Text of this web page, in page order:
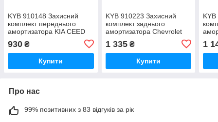
KYB 910148 Захисний
комплект переднього
амортизатора KIA CEED
930 ₴
Купити
KYB 910223 Захисний
комплект заднього
амортизатора Chevrolet
Aveo Opel Corsa 1.2-1.6
1 335₴
Купити
1
Про нас
99% позитивних з 83 відгуків за рік